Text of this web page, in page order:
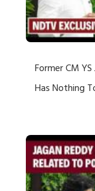
Former CM
Has Nothing